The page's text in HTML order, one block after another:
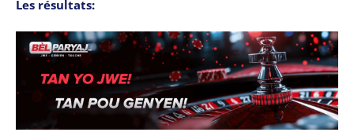
Les résultats: